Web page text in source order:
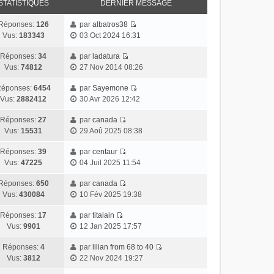
DERNIER MESSAGE
126
Vus: 183343
paralbatros38
03 Oct 2024 16:31
Réponses: 34
Vus: 74812
par ladatura
27 Nov 2014 08:26
6454
Vus: 2882412
parSayemone
30 Avr 2026 12:42
Réponses: 27
Vus: 15531
parcanada
29 Aoû 2025 08:38
Réponses: 39
Vus: 47225
parcentaur
04 Juil 2025 11:54
650
Vus: 430084
parcanada
10 Fév 2025 19:38
Réponses: 17
Vus: 9901
partitalain
12 Jan 2025 17:57
Réponses: 4
Vus: 3812
par lilian from 68 to 40
22 Nov 2024 19:27